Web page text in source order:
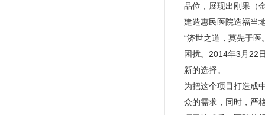
品位，展现出刚果（
建造惠民医院造福当
“济世之道，莫先于
困扰。2014年3月22
新的选择。
为把这个项目打造成
众的需求，同时，严